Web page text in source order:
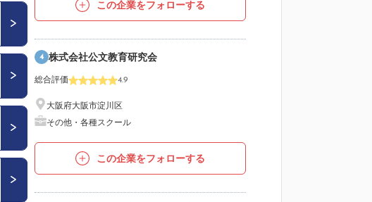
この企業をフォローする
4 株式会社公文教育研究会
総合評価 4.9
大阪府大阪市淀川区
その他・各種スクール
この企業をフォローする